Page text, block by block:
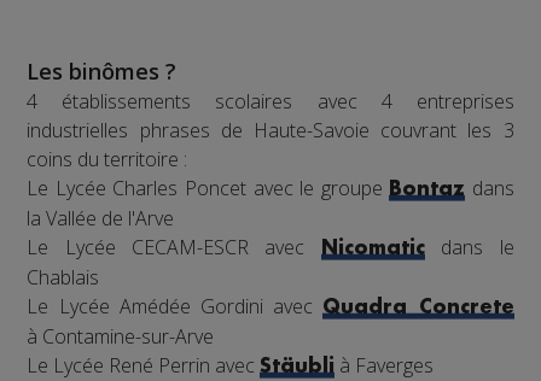
Les binômes ?
4 établissements scolaires avec 4 entreprises
industrielles phrases de Haute-Savoie couvrant les 3
coins du territoire :
Le Lycée Charles Poncet avec le groupe Bontaz dans
la Vallée de l'Arve
Le Lycée CECAM-ESCR avec
Nicomaticdans le
Chablais
Le Lycée Amédée Gordini avecQuadra Concrete
à Contamine-sur-Arve
Le Lycée René Perrin avecStäubli à Faverges